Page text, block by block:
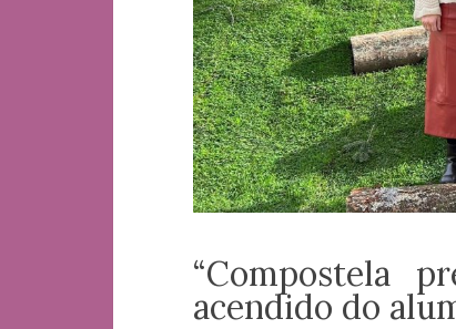
“Compostela
acendido do